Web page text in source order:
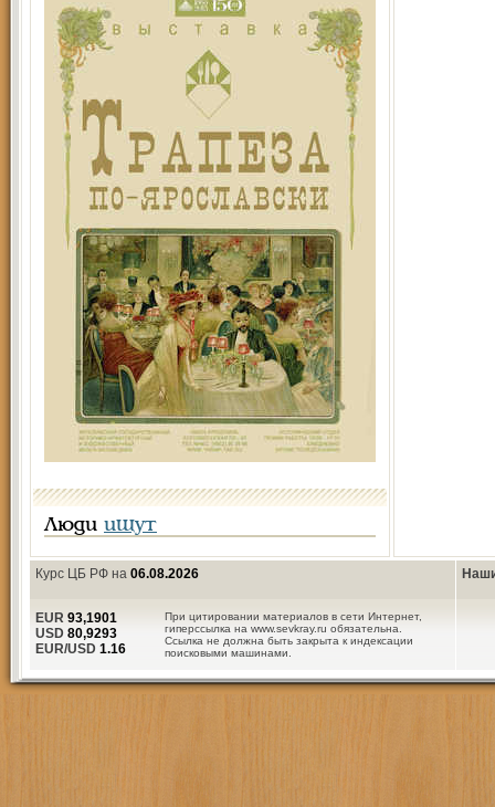
Люди ищут
Курс ЦБ РФ на 06.08.2026
При цитировании материалов в сети Интернет,
гиперссылка на www.sevkray.ru обязательна.
Ссылка не должна быть закрыта к индексации
поисковыми машинами.
EUR 93,1901
USD 80,9293
EUR/USD 1.16